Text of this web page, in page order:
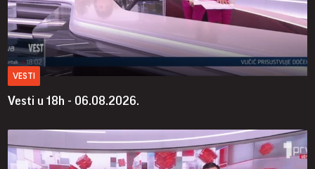
VESTI
Vesti u 18h - 06.08.2026.